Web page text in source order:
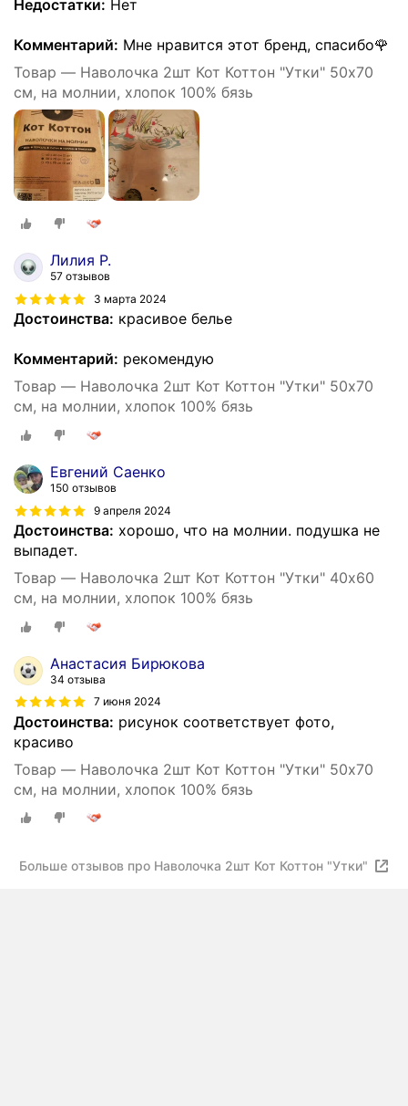
Недостатки: Нет
Комментарий: Мне нравится этот бренд, спасибо🌹
Товар — Наволочка 2шт Кот Коттон "Утки" 50х70
см, на молнии, хлопок 100% бязь
Лилия Р.
57 отзывов
3 марта 2024
Достоинства: красивое белье
Комментарий: рекомендую
Товар — Наволочка 2шт Кот Коттон "Утки" 50х70
см, на молнии, хлопок 100% бязь
Евгений Саенко
150 отзывов
9 апреля 2024
Достоинства: хорошо, что на молнии. подушка не
выпадет.
Товар — Наволочка 2шт Кот Коттон "Утки" 40х60
см, на молнии, хлопок 100% бязь
Анастасия Бирюкова
34 отзыва
7 июня 2024
Достоинства: рисунок соответствует фото,
красиво
Товар — Наволочка 2шт Кот Коттон "Утки" 50х70
см, на молнии, хлопок 100% бязь
Больше отзывов про Наволочка 2шт Кот Коттон "Утки"